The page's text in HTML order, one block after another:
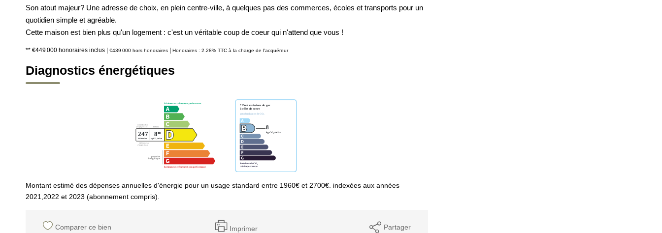
Son atout majeur? Une adresse de choix, en plein centre-ville, à quelques pas des commerces, écoles et transports pour un
quotidien simple et agréable.
Cette maison est bien plus qu'un logement : c'est un véritable coup de coeur qui n'attend que vous !
** €449 000 honoraires inclus €439 000 hors honoraires Honoraires : 2.28% TTC à la charge de l'acquéreur
Diagnostics énergétiques
Montant estimé des dépenses annuelles d'énergie pour un usage standard entre 1960€ et 2700€. indexées aux années
2021,2022 et 2023 (abonnement compris).
Comparer ce bien Imprimer Partager